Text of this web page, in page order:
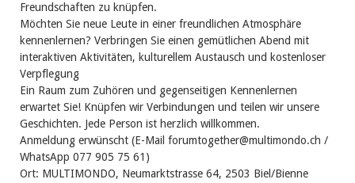
Freundschaften zu knüpfen.
Möchten Sie neue Leute in einer freundlichen Atmosphäre
kennenlernen? Verbringen Sie einen gemütlichen Abend mit
interaktiven Aktivitäten, kulturellem Austausch und kostenloser
Verpflegung
Ein Raum zum Zuhören und gegenseitigen Kennenlernen
erwartet Sie! Knüpfen wir Verbindungen und teilen wir unsere
Geschichten. Jede Person ist herzlich willkommen.
Anmeldung erwünscht (E-Mail forumtogether@multimondo.ch /
WhatsApp 077 905 75 61)
Ort: MULTIMONDO, Neumarktstrasse 64, 2503 Biel/Bienne